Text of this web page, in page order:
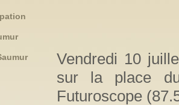
Vendredi 10
sur la place
Futuroscope